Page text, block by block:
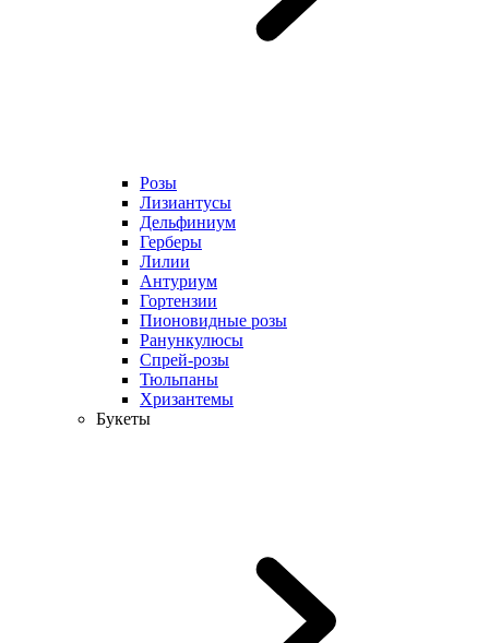
Розы
Лизиантусы
Дельфиниум
Герберы
Лилии
Антуриум
Гортензии
Пионовидные розы
Ранункулюсы
Спрей-розы
Тюльпаны
Хризантемы
Букеты